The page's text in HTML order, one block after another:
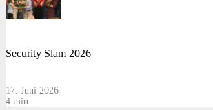
Security Slam 2026
17. Juni 2026
4 min